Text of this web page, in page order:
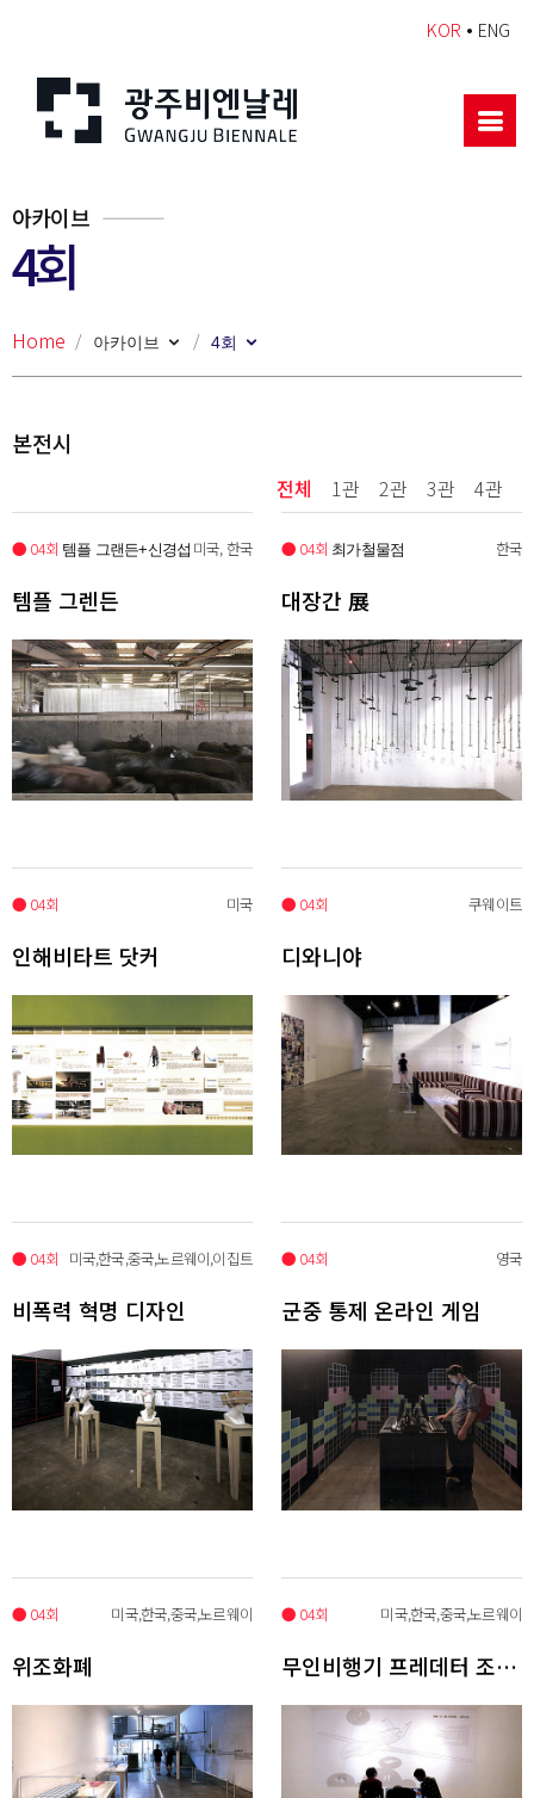
KOR • ENG
아카이브
4회
Home 아카이브 4회
본전시
전체 1관 2관 3관 4관
● 04회 템플 그랜든+신경섭 미국, 한국
템플 그렌든
● 04회 최가철물점 한국
대장간 展
● 04회 미국
인해비타트 닷커
● 04회 쿠웨이트
디와니야
● 04회 미국,한국,중국,노르웨이,이집트
비폭력 혁명 디자인
● 04회 영국
군중 통제 온라인 게임
● 04회 미국,한국,중국,노르웨이
위조화폐
● 04회 미국,한국,중국,노르웨이
무인비행기 프레데터 조종국